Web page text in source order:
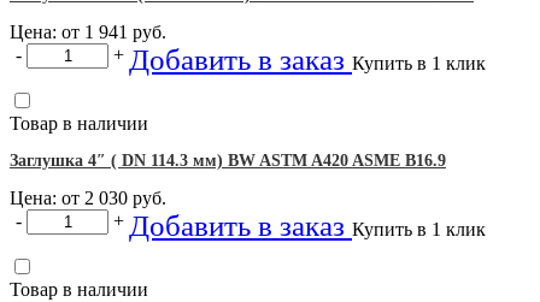
Цена: от 1 941 руб.
-
+ Добавить в заказ Купить в 1 клик
Товар в наличии
Заглушка 4″ ( DN 114.3 мм) BW ASTM A420 ASME B16.9
Цена: от 2 030 руб.
-
+ Добавить в заказ Купить в 1 клик
Товар в наличии